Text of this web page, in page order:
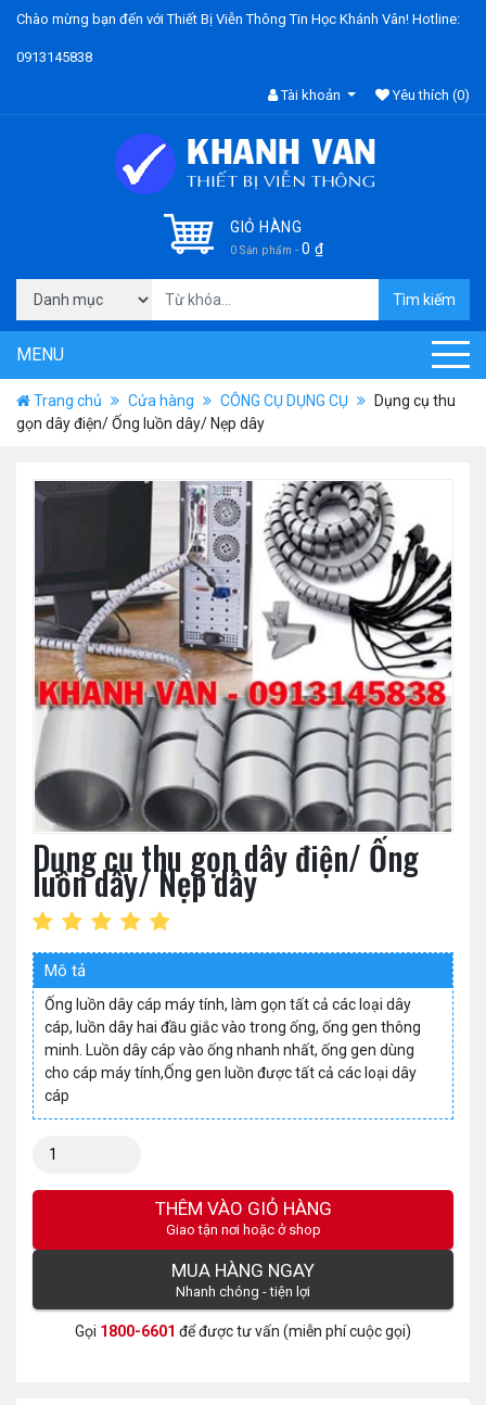
Chào mừng bạn đến với Thiết Bị Viễn Thông Tin Học Khánh Vân! Hotline:
0913145838
Tài khoản Yêu thích (0)
GIỎ HÀNG
0 Sản phẩm - 0 ₫
Tìm kiếm
MENU
Trang chủ Cửa hàng CÔNG CỤ DỤNG CỤ
Dụng cụ thu
gọn dây điện/ Ống luồn dây/ Nẹp dây
Dụng cụ thu gọn dây điện/ Ống
luồn dây/ Nẹp dây
Mô tả
Ống luồn dây cáp máy tính, làm gọn tất cả các loại dây
cáp, luồn dây hai đầu giắc vào trong ống, ống gen thông
minh. Luồn dây cáp vào ống nhanh nhất, ống gen dùng
cho cáp máy tính,Ống gen luồn được tất cả các loại dây
cáp
Số
THÊM VÀO GIỎ HÀNG
Giao tận nơi hoặc ở shop
MUA HÀNG NGAY
Nhanh chóng - tiện lợi
Gọi 1800-6601 để được tư vấn (miễn phí cuộc gọi)